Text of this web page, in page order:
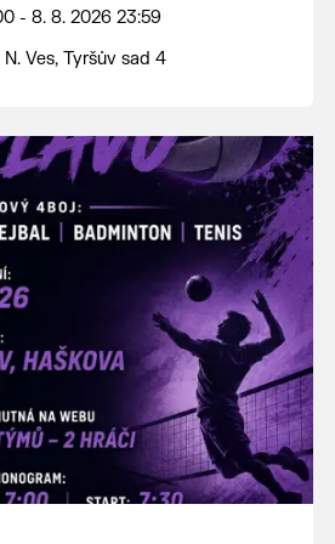
máje
pro stárky od
zábava na sokolovně
bude hrát DH
- 8. 8. 2026 23:59
Ves, Tyršův sad 4